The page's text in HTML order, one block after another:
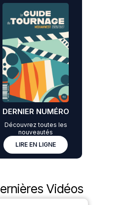
DERNIER NUMÉRO
Découvrez toutes les
nouveautés
LIRE EN LIGNE
Vidéos